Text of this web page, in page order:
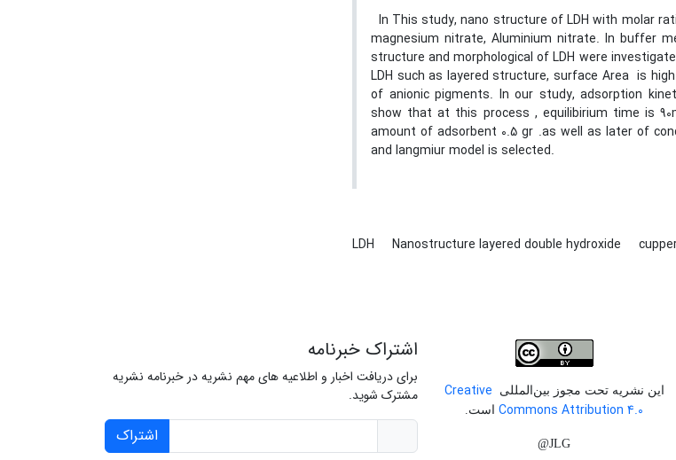
In This study, nano structure of LDH with molar
magnesium nitrate, Aluminium nitrate. In buffer
structure and morphological of LDH were
LDH such as layered structure, surface Area is
of anionic pigments. In our study, adsorption
show that at this process , equilibirium time is
amount of adsorbent 0.5 gr .as well as later of
and langmiur model is selected.
LDH Nanostructure layered double hydroxide
این نشریه تحت مجوز بین‌المللی
Creative
Commons Attribution 4.0
است.
JLG@
اشتراک خبرنامه
برای دریافت اخبار و اطلاعیه های مهم نشریه در خبرنامه نشریه
مشترک شوید.
اشتراک